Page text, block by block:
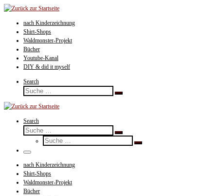
Zum
springen nach Kinderzeichnung
Shirt-Shops
Waldmonster-Projekt
Bücher
Youtube-Kanal
DIY & did it myself
Search
Suche
Suche
Search
Suche
Suche
…
Suche
Suche
Menü
nach Kinderzeichnung
Shirt-Shops
Waldmonster-Projekt
Bücher